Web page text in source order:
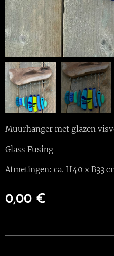
Muurhanger met glazen
Glass Fusing
Afmetingen: ca. H40 x B33
0,00 €